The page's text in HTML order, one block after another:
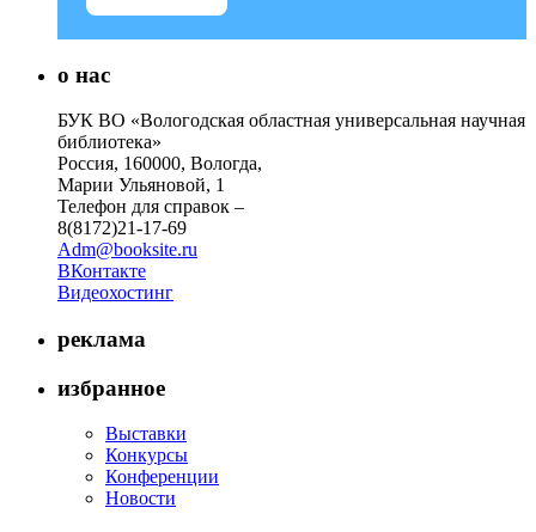
о нас
БУК ВО «Вологодская областная универсальная научная
библиотека»
Россия, 160000, Вологда,
Марии Ульяновой, 1
Телефон для справок –
8(8172)21-17-69
Adm@booksite.ru
ВКонтакте
Видеохостинг
реклама
избранное
Выставки
Конкурсы
Конференции
Новости